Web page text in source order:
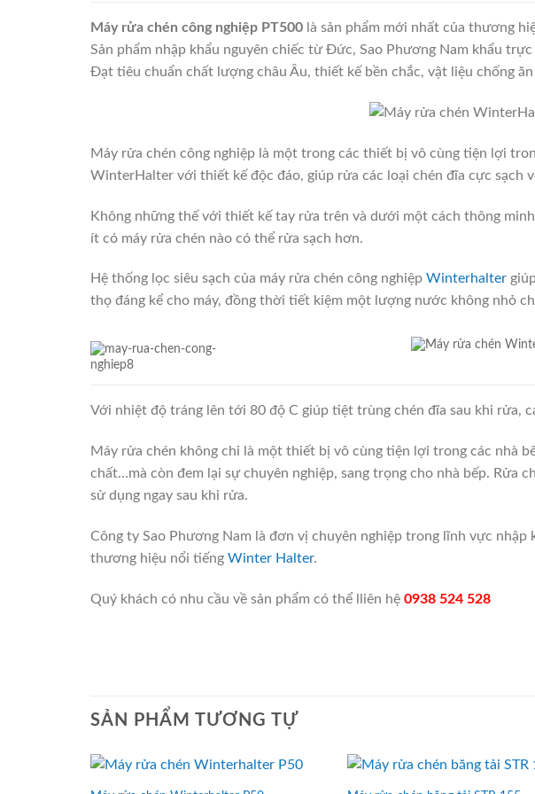
Máy rửa chén công nghiệp PT500 là sản phẩm mới nhất của thương
Sản phẩm nhập khẩu nguyên chiếc từ Đức, Sao Phương Nam khẩu trực
Đạt tiêu chuẩn chất lượng châu Âu, thiết kế bền chắc, vật liệu chống
Máy rửa chén công nghiệp là một trong các thiết bị vô cùng tiện lợi
WinterHalter với thiết kế độc đáo, giúp rửa các loại chén đĩa cực sạch
Không những thế với thiết kế tay rửa trên và dưới một cách thông
ít có máy rửa chén nào có thể rửa sạch hơn.
Hệ thống lọc siêu sạch của máy rửa chén công nghiệp Winterhalter
thọ đáng kể cho máy, đồng thời tiết kiệm một lượng nước không nhỏ
Với nhiệt độ tráng lên tới 80 độ C giúp tiệt trùng chén đĩa sau khi rửa,
Máy rửa chén không chỉ là một thiết bị vô cùng tiện lợi trong các nhà
chất…mà còn đem lại sự chuyên nghiệp, sang trọng cho nhà bếp. Rửa
sử dụng ngay sau khi rửa.
Công ty Sao Phương Nam là đơn vị chuyên nghiệp trong lĩnh vực
thương hiệu nổi tiếng Winter Halter.
Quý khách có nhu cầu về sản phẩm có thể lliên hệ 0938 524 528
SẢN PHẨM TƯƠNG TỰ